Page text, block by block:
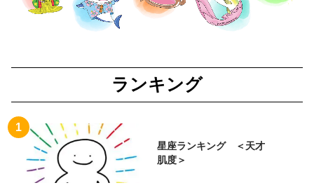
ランキング
星座ランキング ＜天才
肌度＞